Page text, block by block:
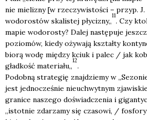
nie mie­li­zny [w rze­czy­wi­sto­ści – przyp.
wodo­ro­stów ska­li­stej pły­ci­zny„
11
. Czy
mapie wodo­ro­sty? Dalej nastę­pu­je
pozio­mów, kie­dy oży­wa­ją kształ­ty
bio­rą wodę mię­dzy kciuk i palec / jak
gład­kość mate­ria­łu„
12
.
Podob­ną stra­te­gię znaj­dzie­my w
jest jed­no­cze­śnie nie­uchwyt­nym
gra­ni­ce nasze­go doświad­cze­nia i
„istot­nie zda­rza­my się cza­so­wi, /